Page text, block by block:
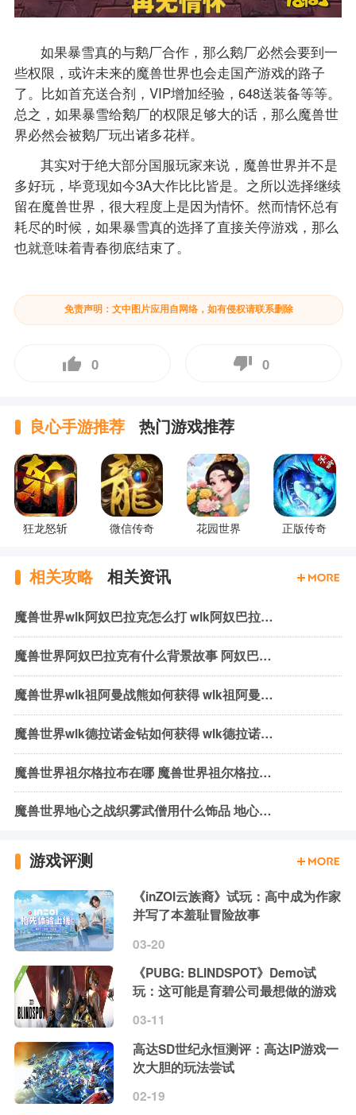
如果暴雪真的与鹅厂合作，那么鹅厂必然会要到一
些权限，或许未来的魔兽世界也会走国产游戏的路子
了。比如首充送合剂，VIP增加经验，648送装备等等。
总之，如果暴雪给鹅厂的权限足够大的话，那么魔兽世
界必然会被鹅厂玩出诸多花样。
其实对于绝大部分国服玩家来说，魔兽世界并不是
多好玩，毕竟现如今3A大作比比皆是。之所以选择继续
留在魔兽世界，很大程度上是因为情怀。然而情怀总有
耗尽的时候，如果暴雪真的选择了直接关停游戏，那么
也就意味着青春彻底结束了。
免责声明：文中图片应用自网络，如有侵权请联系删除
0 0
良心手游推荐 热门游戏推荐
狂龙怒斩 微信传奇 花园世界 正版传奇
相关攻略 相关资讯
魔兽世界wlk阿奴巴拉克怎么打 wlk阿奴巴拉克机制与打法
魔兽世界阿奴巴拉克有什么背景故事 阿奴巴拉克背景故事介绍
魔兽世界wlk祖阿曼战熊如何获得 wlk祖阿曼战熊获取方式介绍
魔兽世界wlk德拉诺金钻如何获得 wlk德拉诺金钻获取方法介绍
魔兽世界祖尔格拉布在哪 魔兽世界祖尔格拉布位置介绍
魔兽世界地心之战织雾武僧用什么饰品 地心之战织雾武僧饰品推荐
游戏评测
《inZOI云族裔》试玩：高中成为作家
并写了本羞耻冒险故事
03-20
《PUBG: BLINDSPOT》Demo试
玩：这可能是育碧公司最想做的游戏
03-11
高达SD世纪永恒测评：高达IP游戏一
次大胆的玩法尝试
02-19